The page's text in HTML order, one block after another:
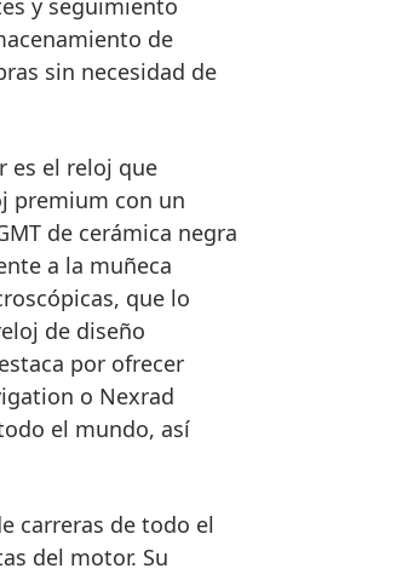
y seguimiento
de
sin necesidad de
es el reloj que
premium con un
de cerámica negra
a la muñeca
que lo
de diseño
por ofrecer
o Nexrad
el mundo, así
carreras de todo el
del motor. Su